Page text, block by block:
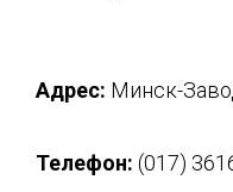
Адрес: Минск-
Телефон: (017)